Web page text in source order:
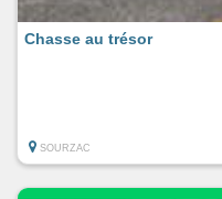
Chasse au trésor
SOURZAC